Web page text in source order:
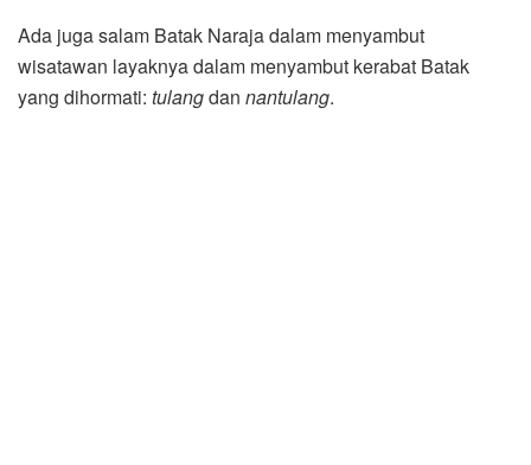
Ada juga salam Batak Naraja dalam menyambut
wisatawan layaknya dalam menyambut kerabat Batak
yang dihormati: tulangdan nantulang.